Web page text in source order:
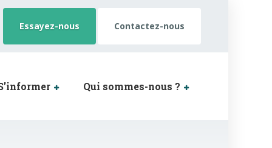
Essayez-nous Contactez-nous
Qui sommes-nous ?